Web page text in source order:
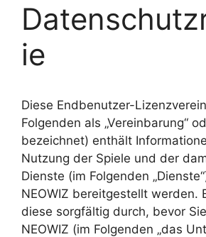
ie
Diese Endbenutzer-
Folgenden als „Vereinbarung“
bezeichnet) enthält
Nutzung der Spiele und der
Dienste (im Folgenden
NEOWIZ bereitgestellt werden.
diese sorgfältig durch, bevor
NEOWIZ (im Folgenden „das